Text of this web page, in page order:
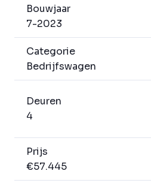
Bouwjaar
7-2023
Categorie
Bedrijfswagen
Deuren
4
Prijs
€57.445